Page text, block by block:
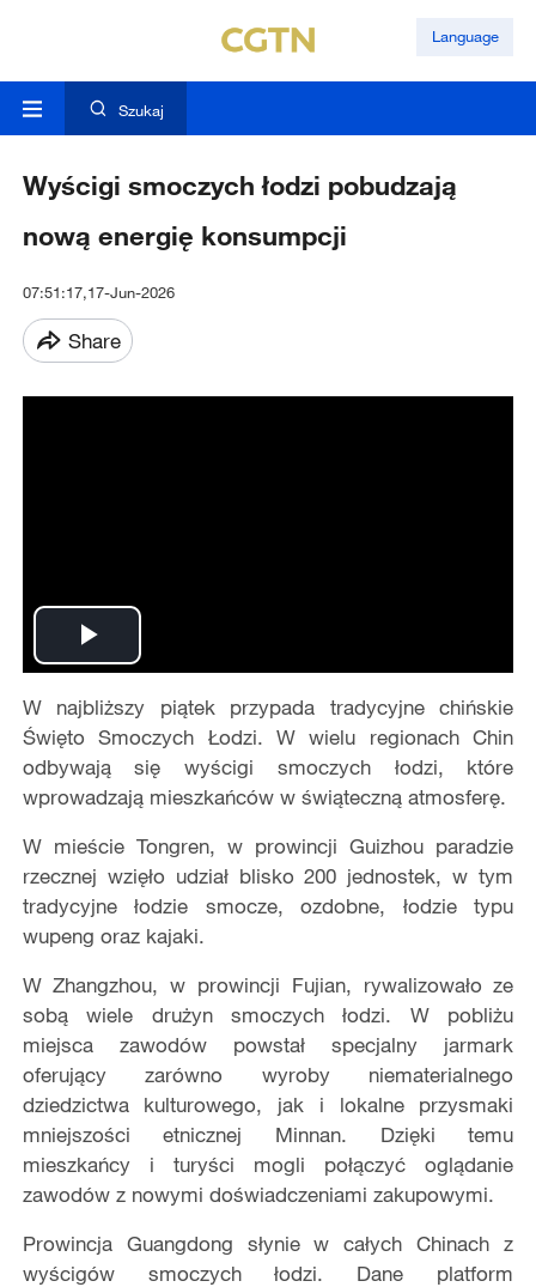
Language
Szukaj
Wyścigi smoczych łodzi pobudzają
nową energię konsumpcji
07:51:17,17-Jun-2026
Share
Play
Video
W najbliższy piątek przypada tradycyjne chińskie
Święto Smoczych Łodzi. W wielu regionach Chin
odbywają się wyścigi smoczych łodzi, które
wprowadzają mieszkańców w świąteczną atmosferę.
W mieście Tongren, w prowincji Guizhou paradzie
rzecznej wzięło udział blisko 200 jednostek, w tym
tradycyjne łodzie smocze, ozdobne, łodzie typu
wupeng oraz kajaki.
W Zhangzhou, w prowincji Fujian, rywalizowało ze
sobą wiele drużyn smoczych łodzi. W pobliżu
miejsca zawodów powstał specjalny jarmark
oferujący zarówno wyroby niematerialnego
dziedzictwa kulturowego, jak i lokalne przysmaki
mniejszości etnicznej Minnan. Dzięki temu
mieszkańcy i turyści mogli połączyć oglądanie
zawodów z nowymi doświadczeniami zakupowymi.
Prowincja Guangdong słynie w całych Chinach z
wyścigów smoczych łodzi. Dane platform